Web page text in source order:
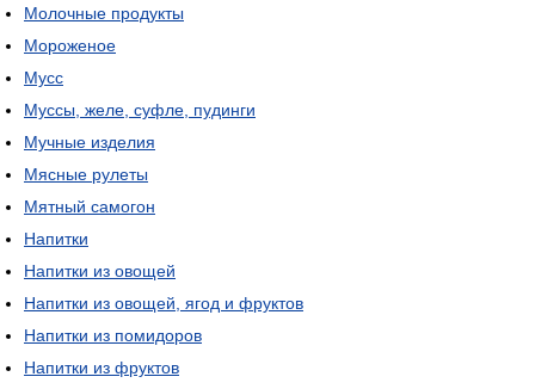
Молочные продукты
Мороженое
Мусс
Муссы, желе, суфле, пудинги
Мучные изделия
Мясные рулеты
Мятный самогон
Напитки
Напитки из овощей
Напитки из овощей, ягод и фруктов
Напитки из помидоров
Напитки из фруктов